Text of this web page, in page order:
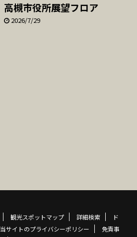
高槻市役所展望フロア
2026/7/29
観光スポットマップ 詳細検索
ド
当サイトのプライバシーポリシー
免責事